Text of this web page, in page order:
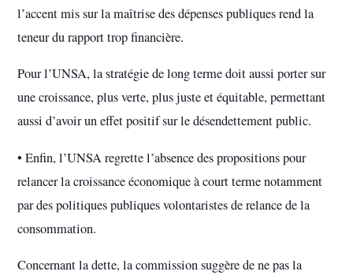
l’accent mis sur la maîtrise des dépenses publiques rend la
teneur du rapport trop financière.
Pour l’UNSA, la stratégie de long terme doit aussi porter sur
une croissance, plus verte, plus juste et équitable, permettant
aussi d’avoir un effet positif sur le désendettement public.
• Enfin, l’UNSA regrette l’absence des propositions pour
relancer la croissance économique à court terme notamment
par des politiques publiques volontaristes de relance de la
consommation.
Concernant la dette, la commission suggère de ne pas la